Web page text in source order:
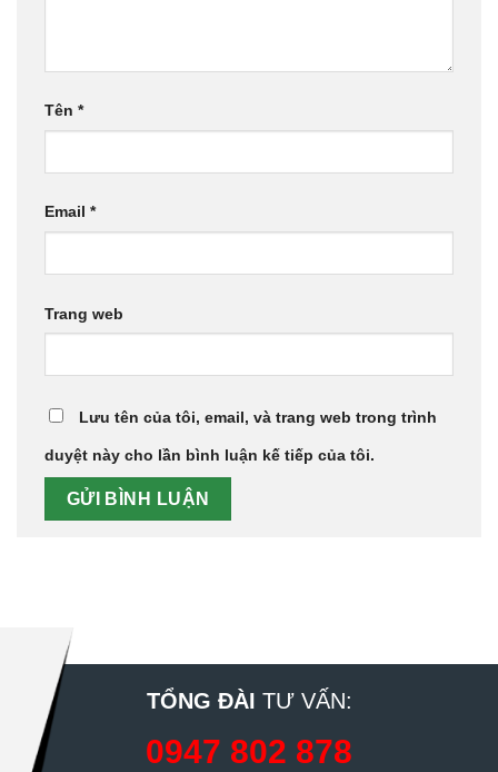
Tên *
Email *
Trang web
Lưu tên của tôi, email, và trang web trong trình
duyệt này cho lần bình luận kế tiếp của tôi.
TỔNG ĐÀI TƯ VẤN:
0947 802 878